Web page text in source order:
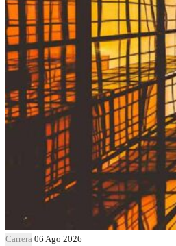
Carrera 06 Ago 2026